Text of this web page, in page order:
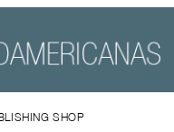
SHOP